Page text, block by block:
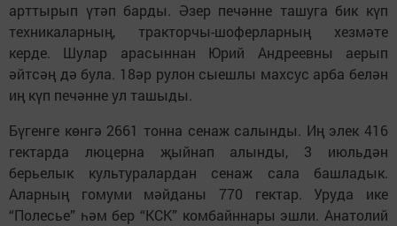
арттырып үтәп барды. Әзер печәнне ташуга бик күп
техникаларның, тракторчы-шоферларның хезмәте
керде. Шулар арасыннан Юрий Андреевны аерып
әйтсәң дә була. 18әр рулон сыешлы махсус арба белән
иң күп печәнне ул ташыды.
Бүгенге көнгә 2661 тонна сенаж салынды. Иң элек 416
гектарда люцерна җыйнап алынды, 3 июльдән
берьелык культуралардан сенаж сала башладык.
Аларның гомуми мәйданы 770 гектар. Уруда ике
“Полесье” һәм бер “КСК” комбайннары эшли. Анатолий